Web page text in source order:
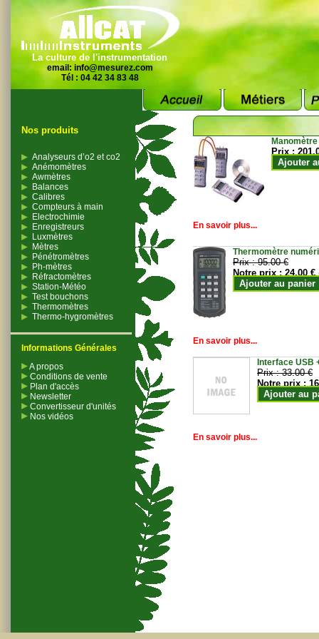
La culture de l'instrumentation
email: info@mesurez.com
Tél : 04 42 34 83 48
Nos produits
Analyseurs d’o2 et co2
Anémomètres
Awmètres
Balances
Calibres
Compteurs à main
Electrochimie
Enregistreurs
Luxmètres
Mètres
Pénétromètres
Ph-mètres
Réfractomètres
Station-Météo
Test bouchons
Thermomètres
Thermo-hygromètres
Informations Générales
A propos
Conditions de vente
Plan d'accès
Newsletter
Convertisseur d'unités
Nos vidéos
Prix :
Ajouter
En savoir plus...
Thermomètre
Prix :95.00 €
Notre prix :24.00 €
Ajouter au panier
En savoir plus...
Interface USB
Prix :33.00 €
Notre prix :
Ajouter au
En savoir plus...